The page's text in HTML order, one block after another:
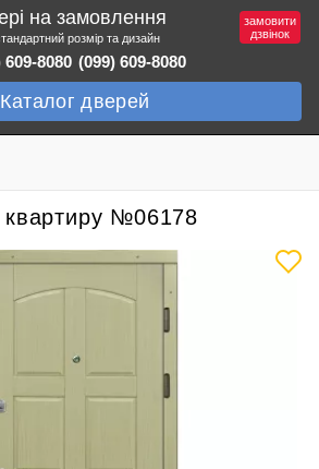
на замовлення
розмір та дизайн
609-8080 (099) 609-8080
Каталог дверей
замовити
дзвінок
квартиру №06178